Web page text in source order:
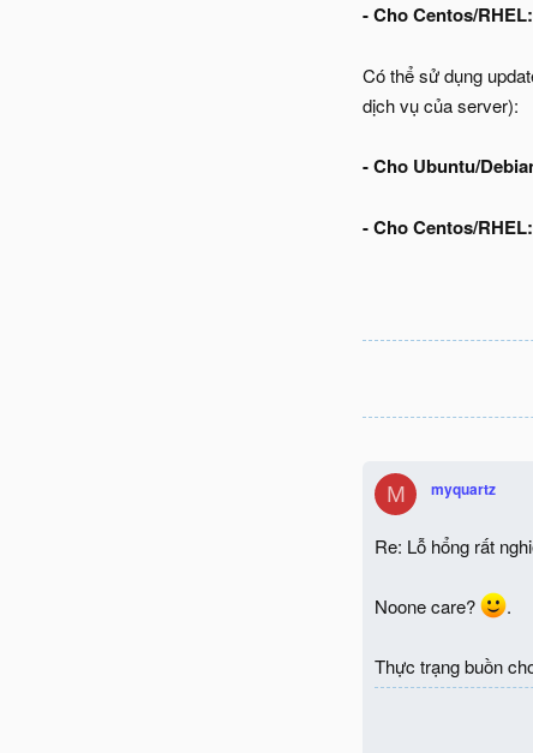
- Cho Centos/RHEL:
Có thể sử dụng
dịch vụ của server):
- Cho Ubuntu/
- Cho Centos/RHEL:
M myquartz
Re: Lỗ hổng rất
Noone care? .
Thực trạng buồn